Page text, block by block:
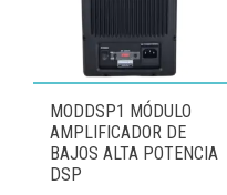
MODDSP1 MÓDULO
AMPLIFICADOR DE
BAJOS ALTA POTENCIA
DSP